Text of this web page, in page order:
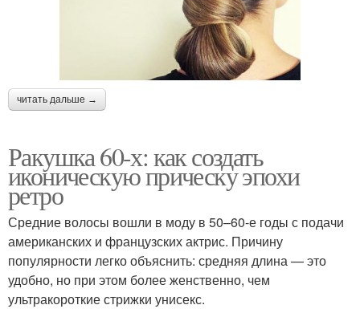
читать дальше →
Ракушка 60-х: как создать
иконическую прическу эпохи
ретро
Средние волосы вошли в моду в 50–60-е годы с подачи
американских и французских актрис. Причину
популярности легко объяснить: средняя длина — это
удобно, но при этом более женственно, чем
ультракороткие стрижки унисекс.